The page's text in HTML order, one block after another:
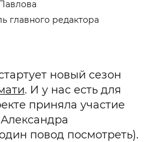
главного редактора
новый сезон
. И у нас есть для
приняла участие
повод посмотреть).